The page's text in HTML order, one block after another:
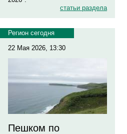
статьи раздела
Регион сегодня
22 Мая 2026, 13:30
Пешком по